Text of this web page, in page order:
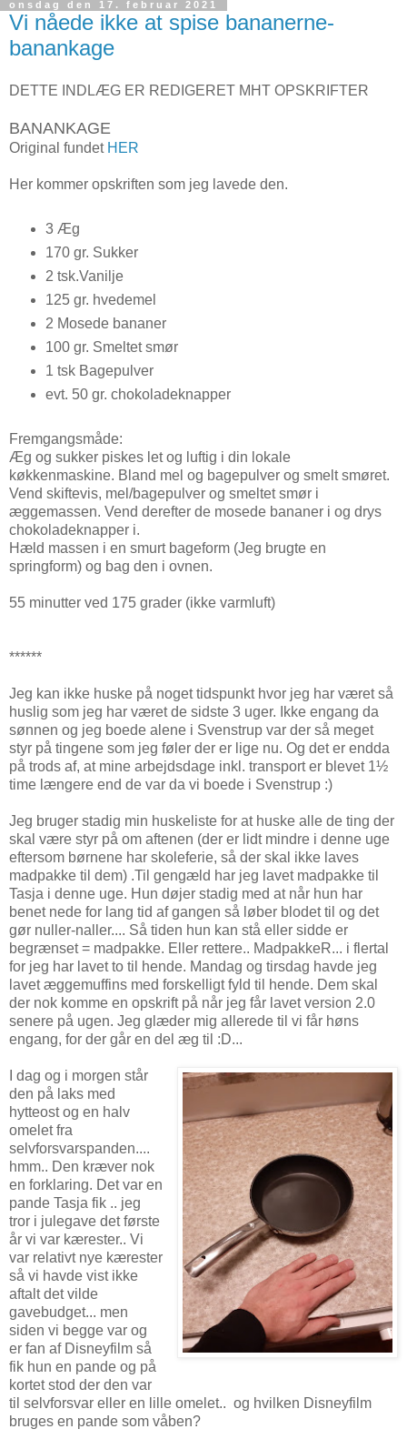
onsdag den 17. februar 2021
Vi nåede ikke at spise bananerne-
banankage
DETTE INDLÆG ER REDIGERET MHT OPSKRIFTER
BANANKAGE
Original fundet HER
Her kommer opskriften som jeg lavede den.
3 Æg
170 gr. Sukker
2 tsk.Vanilje
125 gr. hvedemel
2 Mosede bananer
100 gr. Smeltet smør
1 tsk Bagepulver
evt. 50 gr. chokoladeknapper
Fremgangsmåde:
Æg og sukker piskes let og luftig i din lokale
køkkenmaskine. Bland mel og bagepulver og smelt smøret.
Vend skiftevis, mel/bagepulver og smeltet smør i
æggemassen. Vend derefter de mosede bananer i og drys
chokoladeknapper i.
Hæld massen i en smurt bageform (Jeg brugte en
springform) og bag den i ovnen.
55 minutter ved 175 grader (ikke varmluft)
******
Jeg kan ikke huske på noget tidspunkt hvor jeg har været så
huslig som jeg har været de sidste 3 uger. Ikke engang da
sønnen og jeg boede alene i Svenstrup var der så meget
styr på tingene som jeg føler der er lige nu. Og det er endda
på trods af, at mine arbejdsdage inkl. transport er blevet 1½
time længere end de var da vi boede i Svenstrup :)
Jeg bruger stadig min huskeliste for at huske alle de ting der
skal være styr på om aftenen (der er lidt mindre i denne uge
eftersom børnene har skoleferie, så der skal ikke laves
madpakke til dem) .Til gengæld har jeg lavet madpakke til
Tasja i denne uge. Hun døjer stadig med at når hun har
benet nede for lang tid af gangen så løber blodet til og det
gør nuller-naller.... Så tiden hun kan stå eller sidde er
begrænset = madpakke. Eller rettere.. MadpakkeR... i flertal
for jeg har lavet to til hende. Mandag og tirsdag havde jeg
lavet æggemuffins med forskelligt fyld til hende. Dem skal
der nok komme en opskrift på når jeg får lavet version 2.0
senere på ugen. Jeg glæder mig allerede til vi får høns
engang, for der går en del æg til :D...
I dag og i morgen står
den på laks med
hytteost og en halv
omelet fra
selvforsvarspanden....
hmm.. Den kræver nok
en forklaring. Det var en
pande Tasja fik .. jeg
tror i julegave det første
år vi var kærester.. Vi
var relativt nye kærester
så vi havde vist ikke
aftalt det vilde
gavebudget... men
siden vi begge var og
er fan af Disneyfilm så
fik hun en pande og på
kortet stod der den var
til selvforsvar eller en lille omelet.. og hvilken Disneyfilm
bruges en pande som våben?